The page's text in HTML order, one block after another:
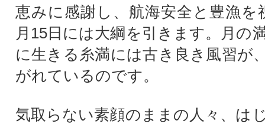
恵みに感謝し、航海安全と豊漁を
月15日には大綱を引きます。月の
に生きる糸満には古き良き風習が
がれているのです。
気取らない素顔のままの人々、は